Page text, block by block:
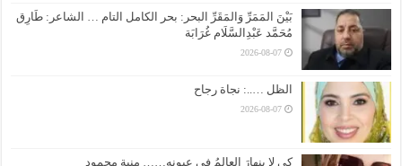
بَيْنَ المَمَرِّ وَالمَقَرِّ البحر: بحر الكامل التام … الشاعر: طَارِق
مُحَمَّد عَبْدِالسَّلَام غُرَابَة
2026-08-07
الظل …..: نجاة رجاح
2026-08-07
كي لا ينهارَ العالمُ في عيونِه…… منية محمود